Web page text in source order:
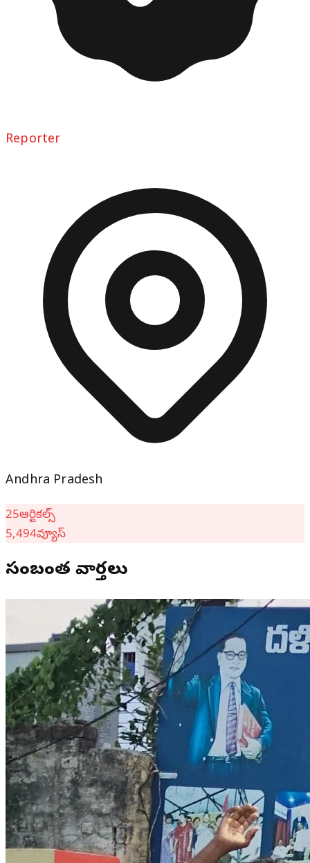
Reporter
Andhra Pradesh
25ఆర్టికల్స్
5,494వ్యూస్
సంబంధిత వార్తలు